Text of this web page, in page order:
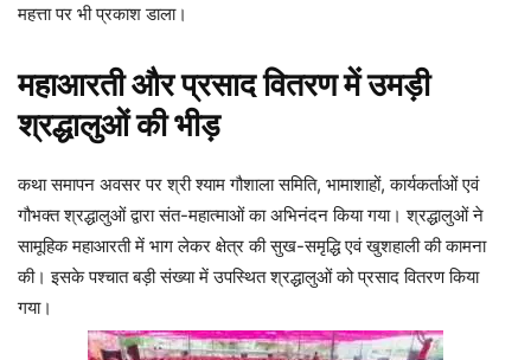
महत्ता पर भी प्रकाश डाला।
महाआरती और प्रसाद वितरण में उमड़ी
श्रद्धालुओं की भीड़
कथा समापन अवसर पर श्री श्याम गौशाला समिति, भामाशाहों, कार्यकर्ताओं एवं
गौभक्त श्रद्धालुओं द्वारा संत-महात्माओं का अभिनंदन किया गया। श्रद्धालुओं ने
सामूहिक महाआरती में भाग लेकर क्षेत्र की सुख-समृद्धि एवं खुशहाली की कामना
की। इसके पश्चात बड़ी संख्या में उपस्थित श्रद्धालुओं को प्रसाद वितरण किया
गया।